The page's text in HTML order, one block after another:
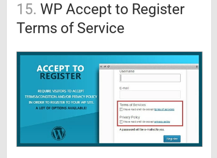
15. WP Accept to Register
Terms of Service